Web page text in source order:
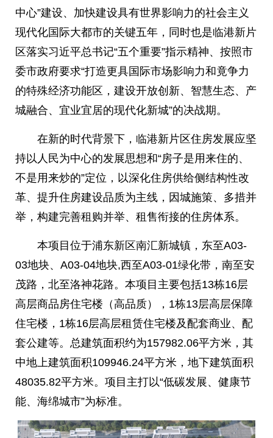
中心”建设、加快建设具有世界影响力的社会主义
现代化国际大都市的关键五年，同时也是临港新片
区落实习近平总书记“五个重要”指示精神、按照市
委市政府要求“打造更具国际市场影响力和竟争力
的特殊经济功能区，建设开放创新、智慧生态、产
城融合、宜业宜居的现代化新城”的决战期。
在新的时代背景下，临港新片区住房发展应坚
持以人民为中心的发展思想和“房子是用来住的、
不是用来炒的”定位，以深化住房供给侧结构性改
革、提升住房建设品质为主线，因城施策、多措并
举，构建完善租购并举、租售衔接的住房体系。
本项目位于浦东新区南汇新城镇，东至A03-
03地块、A03-04地块,西至A03-01绿化带，南至安
茂路，北至洛神花路。本项目主要包括13栋16层
高层商品房住宅楼（高品质），1栋13层高层保障
住宅楼，1栋16层高层租赁住宅楼及配套商业、配
套公建等。总建筑面积约为157982.06平方米，其
中地上建筑面积109946.24平方米，地下建筑面积
48035.82平方米。项目主打以“低碳发展、健康节
能、海绵城市”为标准。